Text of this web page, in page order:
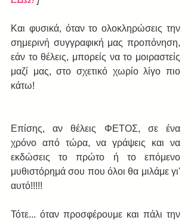
Και φυσικά, όταν το ολοκληρώσεις την
σημερινή συγγραφική μας προπόνηση,
εάν το θέλεις, μπορείς να το μοιραστείς
μαζί μας, στο σχετικό χωρίο λίγο πιο
κάτω!
Επίσης, αν θέλεις ΦΕΤΟΣ, σε ένα
χρόνο από τώρα, να γράψεις και να
εκδώσεις το πρώτο ή το επόμενο
μυθιστόρημά σου που όλοι θα μιλάμε γι'
αυτό!!!!!
Τότε... όταν προσφέρουμε και πάλι την